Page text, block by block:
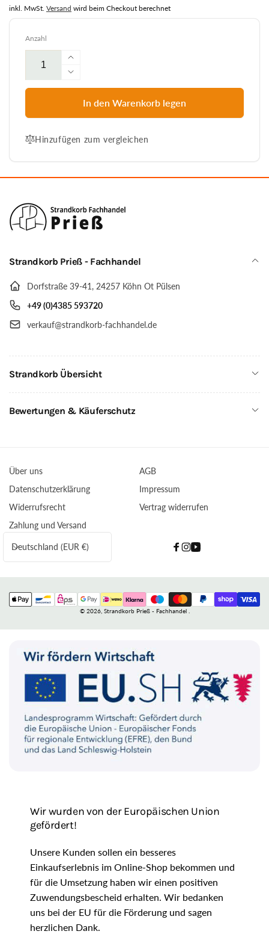
Preis
inkl. MwSt. Versand wird beim Checkout berechnet
Anzahl
Erhöhe
die
Menge
Modell
2,5
XL-
abgebildet
Verringere
die
Menge
für
Heringsdorf
Juist
2,5
Sitzer,
wie
abgebildet
In den Warenkorb legen
Hinzufügen zum vergleichen
Strandkorb Prieß - Fachhandel
Dorfstraße 39-41, 24257 Köhn Ot Pülsen
+49 (0)4385 593720
verkauf@strandkorb-fachhandel.de
Strandkorb Übersicht
Bewertungen & Käuferschutz
Über uns
AGB
Datenschutzerklärung
Impressum
Widerrufsrecht
Vertrag widerrufen
Zahlung und Versand
L
a
n
d
/
Deutschland (EUR €)
Facebook
Instagram
YouTube
Zahlungsmethoden
© 2026, Strandkorb Prieß - Fachhandel
Wir wurden von der Europäischen Union
gefördert!
Unsere Kunden sollen ein besseres
Einkaufserlebnis im Online-Shop bekommen und
für die Umsetzung haben wir einen positiven
Zuwendungsbescheid erhalten. Wir bedanken
uns bei der EU für die Förderung und sagen
herzlichen Dank.